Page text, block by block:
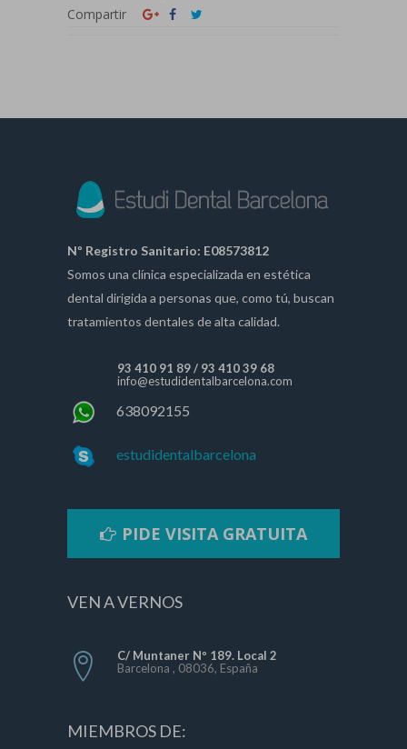
Compartir
Nº Registro Sanitario: E08573812
Somos una clínica especializada en estética
dental dirigida a personas que, como tú, buscan
tratamientos dentales de alta calidad.
93 410 91 89/ 93 410 39 68
info@estudidentalbarcelona.com
638092155
estudidentalbarcelona
PIDE VISITA GRATUITA
VEN A VERNOS
C/ Muntaner Nº 189. Local 2
Barcelona , 08036, España
MIEMBROS DE: